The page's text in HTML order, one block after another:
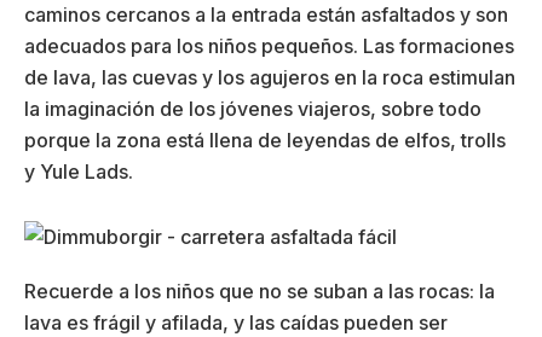
caminos cercanos a la entrada están asfaltados y son
adecuados para los niños pequeños. Las formaciones
de lava, las cuevas y los agujeros en la roca estimulan
la imaginación de los jóvenes viajeros, sobre todo
porque la zona está llena de leyendas de elfos, trolls
y Yule Lads.
Recuerde a los niños que no se suban a las rocas: la
lava es frágil y afilada, y las caídas pueden ser